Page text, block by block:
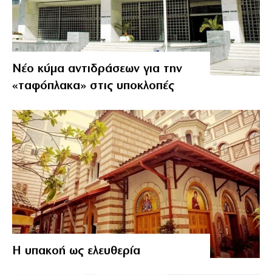
Νέο κύμα αντιδράσεων για την
«ταφόπλακα» στις υποκλοπές
Η υπακοή ως ελευθερία